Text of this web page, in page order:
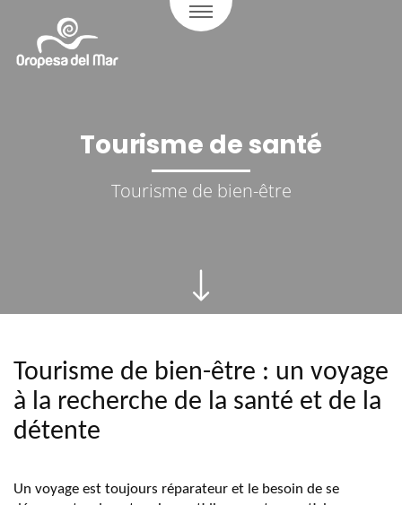
Tourisme de santé
Tourisme de bien-être
Tourisme de bien-être : un voyage
à la recherche de la santé et de la
détente
Un voyage est toujours réparateur et le besoin de se